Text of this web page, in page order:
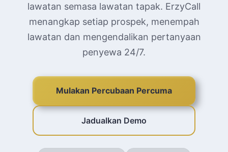
lawatan semasa lawatan tapak. ErzyCall
menangkap setiap prospek, menempah
lawatan dan mengendalikan pertanyaan
penyewa 24/7.
Mulakan Percubaan Percuma
Jadualkan Demo